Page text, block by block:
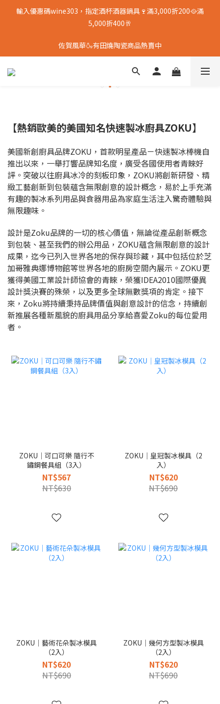
輸入優惠碼wine303，指定酒杯酒器鍋具🍷滿3,000折200🥘滿
5,000折400🥂
佐賀風華🍶有田燒陶瓷商品熱賣中
【熱銷歐美的美國知名快速製冰廚具ZOKU】
美國新創廚具品牌ZOKU，首款明星產品－快速製冰棒機自
推出以來，一舉打響品牌知名度，廣受各國使用者青睞好
評。突破以往廚具冰冷的刻板印象，ZOKU將創新研發、精
緻工藝創新到包裝蘊含無限創意的設計概念，易於上手充滿
有趣的製冰系列用品與食器用品為家庭生活注入驚奇體驗與
無限趣味。
設計是Zoku品牌的一切的核心價值，無論從產品創新概念
到包裝、甚至我們的辦公用品，ZOKU蘊含無限創意的設計
成果，迄今已列入世界各地的保存與珍藏，其中包括位於芝
加哥雅典娜博物館等世界各地的廚房空間內展示。ZOKU更
獲得美國工業設計師協會的青睞，榮獲IDEA2010國際優異
設計獎決賽的殊榮，以及更多全球無數獎項的肯定。接下
來，Zoku將持續秉持品牌價值與創意設計的信念，持續創
新推展各種新風貌的廚具用品分享給喜愛Zoku的每位愛用
者。
ZOKU｜可口可樂 隨行不
鏽鋼餐具組（3入）
NT$567
NT$630
ZOKU｜皇冠製冰模具（2
入）
NT$620
NT$690
ZOKU｜藝術花朵製冰模具
（2入）
NT$620
NT$690
ZOKU｜幾何方型製冰模具
（2入）
NT$620
NT$690